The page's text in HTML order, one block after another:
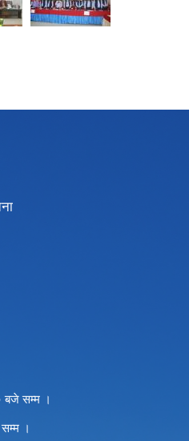
बजे सम्म ।
।